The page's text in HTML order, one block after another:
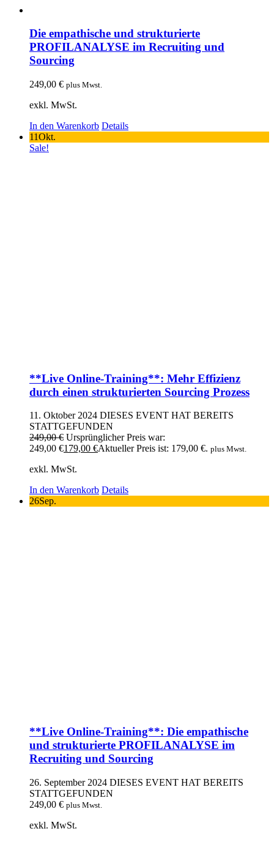
Die empathische und strukturierte
PROFILANALYSE im Recruiting und
Sourcing
249,00 € plus Mwst.
exkl. MwSt.
In den Warenkorb Details
11Okt.
Sale!
**Live Online-Training**: Mehr Effizienz
durch einen strukturierten Sourcing Prozess
11. Oktober 2024 DIESES EVENT HAT BEREITS
STATTGEFUNDEN
249,00€ Ursprünglicher Preis war:
249,00 €179,00 €Aktueller Preis ist: 179,00 €. plus Mwst.
exkl. MwSt.
In den Warenkorb Details
26Sep.
**Live Online-Training**: Die empathische
und strukturierte PROFILANALYSE im
Recruiting und Sourcing
26. September 2024 DIESES EVENT HAT BEREITS
STATTGEFUNDEN
249,00 € plus Mwst.
exkl. MwSt.